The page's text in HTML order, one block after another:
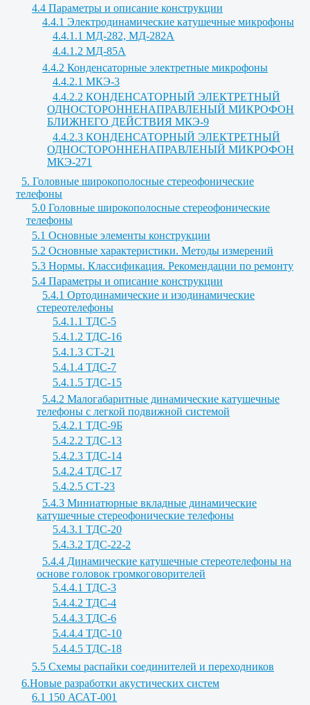
4.4 Параметры и описание конструкции
4.4.1 Электродинамические катушечные микрофоны
4.4.1.1 МД-282, МД-282А
4.4.1.2 МД-85А
4.4.2 Конденсаторные электретные микрофоны
4.4.2.1 МКЭ-3
4.4.2.2 КОНДЕНСАТОРНЫЙ ЭЛЕКТРЕТНЫЙ
ОДНОСТОРОННЕНАПРАВЛЕНЫЙ МИКРОФОН
БЛИЖНЕГО ДЕЙСТВИЯ МКЭ-9
4.4.2.3 КОНДЕНСАТОРНЫЙ ЭЛЕКТРЕТНЫЙ
ОДНОСТОРОННЕНАПРАВЛЕНЫЙ МИКРОФОН
МКЭ-271
5. Головные широкополосные стереофонические
телефоны
5.0 Головные широкополосные стереофонические
телефоны
5.1 Основные элементы конструкции
5.2 Основные характеристики. Методы измерений
5.3 Нормы. Классификация. Рекомендации по ремонту
5.4 Параметры и описание конструкции
5.4.1 Ортодинамические и изодинамические
стереотелефоны
5.4.1.1 ТДС-5
5.4.1.2 ТДС-16
5.4.1.3 СТ-21
5.4.1.4 ТДС-7
5.4.1.5 ТДС-15
5.4.2 Малогабаритные динамические катушечные
телефоны с легкой подвижной системой
5.4.2.1 ТДС-9Б
5.4.2.2 ТДС-13
5.4.2.3 ТДС-14
5.4.2.4 ТДС-17
5.4.2.5 СТ-23
5.4.3 Миниатюрные вкладные динамические
катушечные стереофонические телефоны
5.4.3.1 ТДС-20
5.4.3.2 ТДС-22-2
5.4.4 Динамические катушечные стереотелефоны на
основе головок громкоговорителей
5.4.4.1 ТДС-3
5.4.4.2 ТДС-4
5.4.4.3 ТДС-6
5.4.4.4 ТДС-10
5.4.4.5 ТДС-18
5.5 Схемы распайки соединителей и переходников
6.Новые разработки акустических систем
6.1 150 АСАТ-001